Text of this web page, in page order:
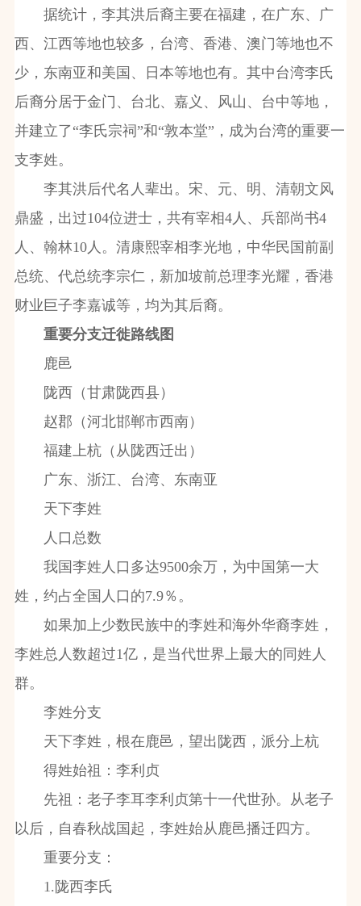
据统计，李其洪后裔主要在福建，在广东、广
西、江西等地也较多，台湾、香港、澳门等地也不
少，东南亚和美国、日本等地也有。其中台湾李氏
后裔分居于金门、台北、嘉义、风山、台中等地，
并建立了“李氏宗祠”和“敦本堂”，成为台湾的重要一
支李姓。
李其洪后代名人辈出。宋、元、明、清朝文风
鼎盛，出过104位进士，共有宰相4人、兵部尚书4
人、翰林10人。清康熙宰相李光地，中华民国前副
总统、代总统李宗仁，新加坡前总理李光耀，香港
财业巨子李嘉诚等，均为其后裔。
重要分支迁徙路线图
鹿邑
陇西（甘肃陇西县）
赵郡（河北邯郸市西南）
福建上杭（从陇西迁出）
广东、浙江、台湾、东南亚
天下李姓
人口总数
我国李姓人口多达9500余万，为中国第一大
姓，约占全国人口的7.9％。
如果加上少数民族中的李姓和海外华裔李姓，
李姓总人数超过1亿，是当代世界上最大的同姓人
群。
李姓分支
天下李姓，根在鹿邑，望出陇西，派分上杭
得姓始祖：李利贞
先祖：老子李耳李利贞第十一代世孙。从老子
以后，自春秋战国起，李姓始从鹿邑播迁四方。
重要分支：
1.陇西李氏